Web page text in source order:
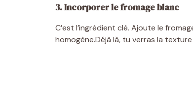
3. Incorporer le fromage blanc
C’est l’ingrédient clé. Ajoute le
homogène.Déjà là, tu verras la